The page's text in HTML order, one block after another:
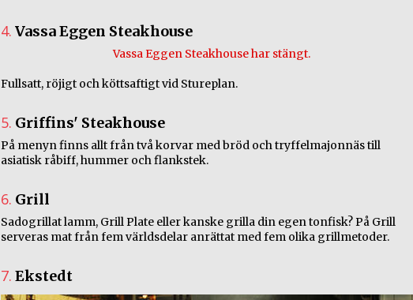
4. Vassa Eggen Steakhouse
Vassa Eggen Steakhouse har stängt.
Fullsatt, röjigt och köttsaftigt vid Stureplan.
5. Griffins' Steakhouse
På menyn finns allt från två korvar med bröd och tryffelmajonnäs till
asiatisk råbiff, hummer och flankstek.
6. Grill
Sadogrillat lamm, Grill Plate eller kanske grilla din egen tonfisk? På Grill
serveras mat från fem världsdelar anrättat med fem olika grillmetoder.
7. Ekstedt